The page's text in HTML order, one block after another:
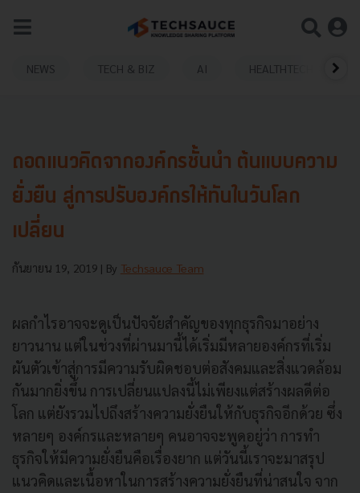
NEWS TECH & BIZ AI HEALTHTECH
ถอดแนวคิดจากองค์กรชั้นนำ ต้นแบบความ
ยั่งยืน สู่การปรับองค์กรให้ทันในวันโลก
เปลี่ยน
กันยายน 19, 2019 | By Techsauce Team
ผลกำไรอาจจะดูเป็นปัจจัยสำคัญของทุกธุรกิจมาอย่าง
ยาวนาน แต่ในช่วงที่ผ่านมานี้ได้เริ่มมีหลายองค์กรที่เริ่ม
ผันตัวเข้าสู่การมีความรับผิดชอบต่อสังคมและสิ่งแวดล้อม
กันมากยิ่งขึ้น การเปลี่ยนแปลงนี้ไม่เพียงแต่สร้างผลดีต่อ
โลก แต่ยังรวมไปถึงสร้างความยั่งยืนให้กับธุรกิจอีกด้วย ซึ่ง
หลายๆ องค์กรและหลายๆ คนอาจจะพูดอยู่ว่า การทำ
ธุรกิจให้มีความยั่งยืนคือเรื่องยาก แต่วันนี้เราจะมาสรุป
แนวคิดและเนื้อหาในการสร้างความยั่งยืนที่น่าสนใจ จาก